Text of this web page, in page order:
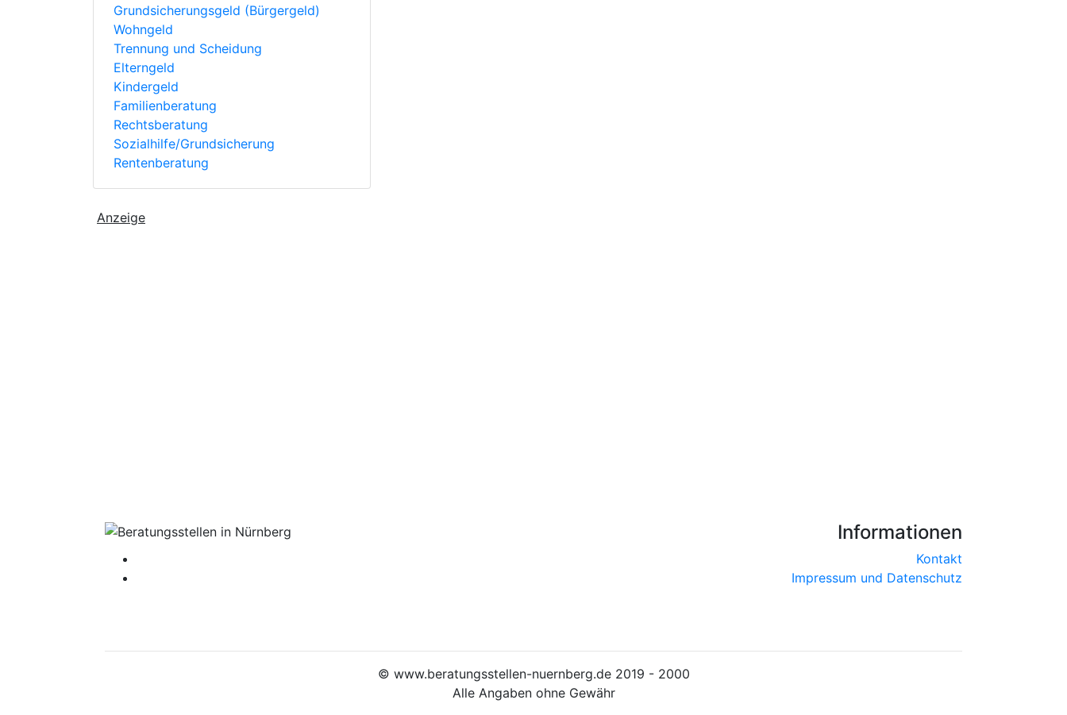
Grundsicherungsgeld (Bürgergeld)
Wohngeld
Trennung und Scheidung
Elterngeld
Kindergeld
Familienberatung
Rechtsberatung
Sozialhilfe/Grundsicherung
Rentenberatung
Anzeige
Informationen
Kontakt
Impressum und Datenschutz
© www.beratungsstellen-nuernberg.de 2019 - 2000
Alle Angaben ohne Gewähr